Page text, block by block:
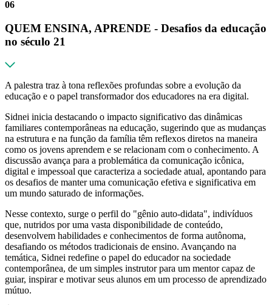
06
QUEM ENSINA, APRENDE - Desafios da educação
no século 21
A palestra traz à tona reflexões profundas sobre a evolução da
educação e o papel transformador dos educadores na era digital.
Sidnei inicia destacando o impacto significativo das dinâmicas
familiares contemporâneas na educação, sugerindo que as mudanças
na estrutura e na função da família têm reflexos diretos na maneira
como os jovens aprendem e se relacionam com o conhecimento. A
discussão avança para a problemática da comunicação icônica,
digital e impessoal que caracteriza a sociedade atual, apontando para
os desafios de manter uma comunicação efetiva e significativa em
um mundo saturado de informações.
Nesse contexto, surge o perfil do "gênio auto-didata", indivíduos
que, nutridos por uma vasta disponibilidade de conteúdo,
desenvolvem habilidades e conhecimentos de forma autônoma,
desafiando os métodos tradicionais de ensino. Avançando na
temática, Sidnei redefine o papel do educador na sociedade
contemporânea, de um simples instrutor para um mentor capaz de
guiar, inspirar e motivar seus alunos em um processo de aprendizado
mútuo.